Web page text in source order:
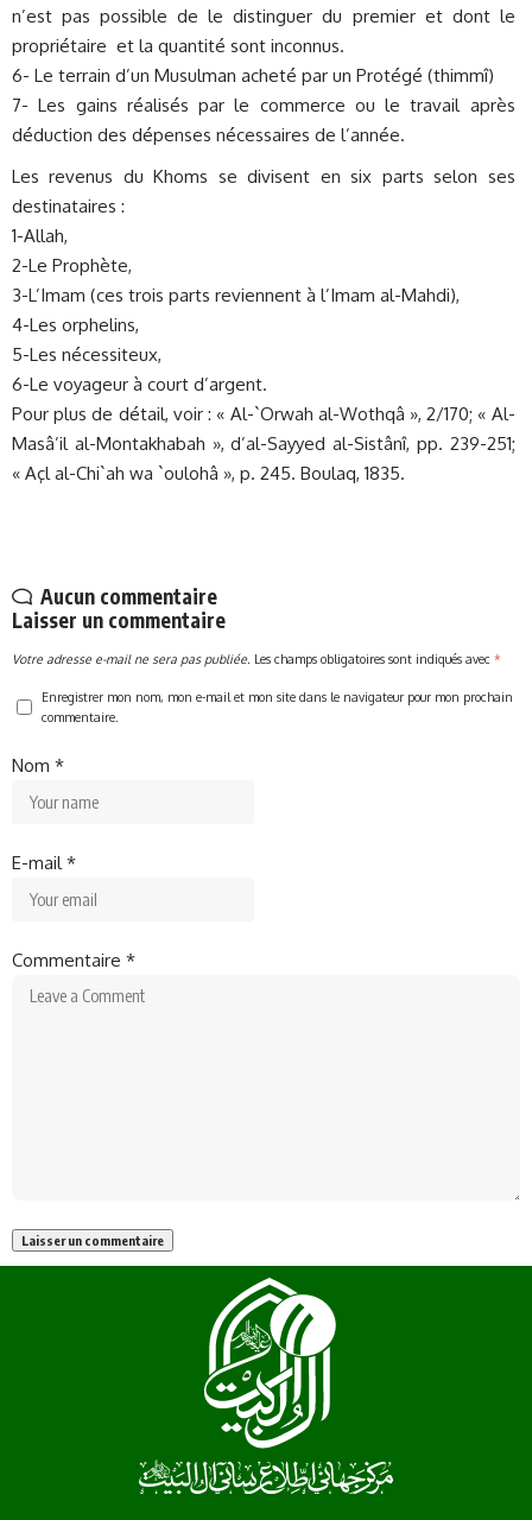
n’est pas possible de le distinguer du premier et dont le
propriétaire et la quantité sont inconnus.
6- Le terrain d’un Musulman acheté par un Protégé (thimmî)
7- Les gains réalisés par le commerce ou le travail après
déduction des dépenses nécessaires de l’année.
Les revenus du Khoms se divisent en six parts selon ses
destinataires :
1-Allah,
2-Le Prophète,
3-L’Imam (ces trois parts reviennent à l’Imam al-Mahdi),
4-Les orphelins,
5-Les nécessiteux,
6-Le voyageur à court d’argent.
Pour plus de détail, voir : « Al-`Orwah al-Wothqâ », 2/170; « Al-
Masâ’il al-Montakhabah », d’al-Sayyed al-Sistânî, pp. 239-251;
« Açl al-Chi`ah wa `oulohâ », p. 245. Boulaq, 1835.
Aucun commentaire
Laisser un commentaire
Votre adresse e-mail ne sera pas publiée. Les champs obligatoires sont indiqués avec *
Enregistrer mon nom, mon e-mail et mon site dans le navigateur pour mon prochain
commentaire.
Nom *
E-mail*
Commentaire *